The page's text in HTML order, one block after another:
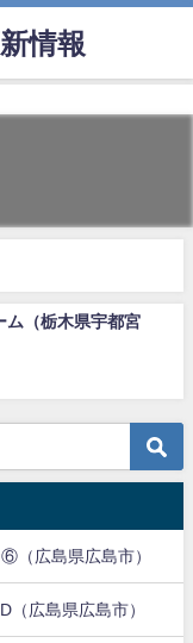
情報
（栃木県宇都宮
（広島県広島市）
広島県広島市）